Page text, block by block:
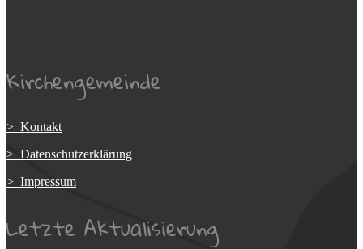
Kirchengemeinde
> Kontakt
> Datenschutzerklärung
> Impressum
Letzte Aktualisierung